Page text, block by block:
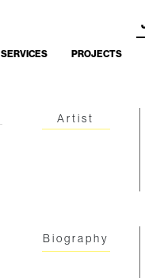
SERVICES PROJECTS
Artist
Biography